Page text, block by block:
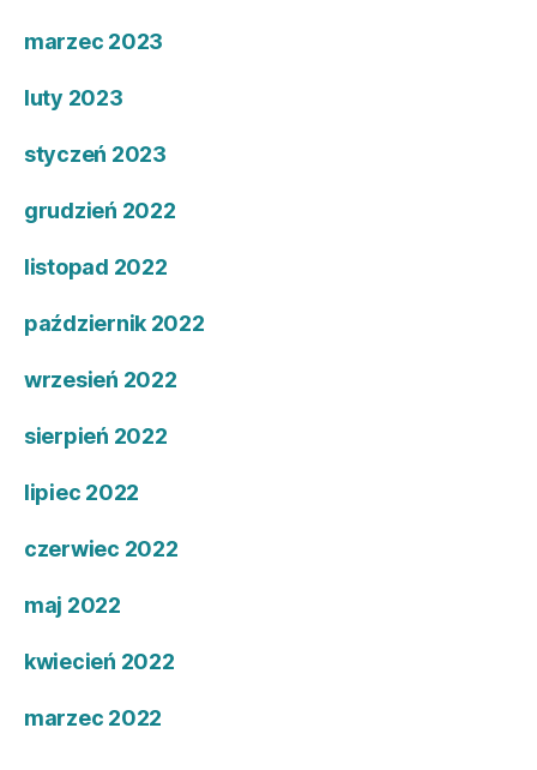
marzec 2023
luty 2023
styczeń 2023
grudzień 2022
listopad 2022
październik 2022
wrzesień 2022
sierpień 2022
lipiec 2022
czerwiec 2022
maj 2022
kwiecień 2022
marzec 2022